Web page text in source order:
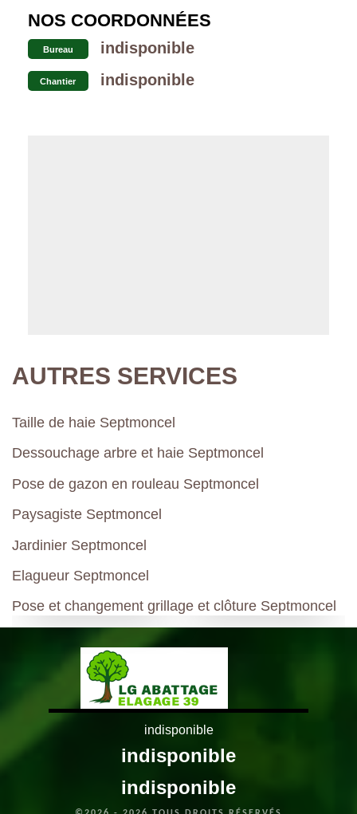
NOS COORDONNÉES
Bureau indisponible
Chantier indisponible
AUTRES SERVICES
Taille de haie Septmoncel
Dessouchage arbre et haie Septmoncel
Pose de gazon en rouleau Septmoncel
Paysagiste Septmoncel
Jardinier Septmoncel
Elagueur Septmoncel
Pose et changement grillage et clôture Septmoncel
indisponible
indisponible
indisponible